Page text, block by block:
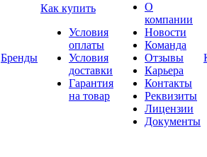
Бренды
Как купить
Условия
оплаты
Условия
доставки
Гарантия
на товар
О
компании
Новости
Команда
Отзывы
Карьера
Контакты
Реквизиты
Лицензии
Документы